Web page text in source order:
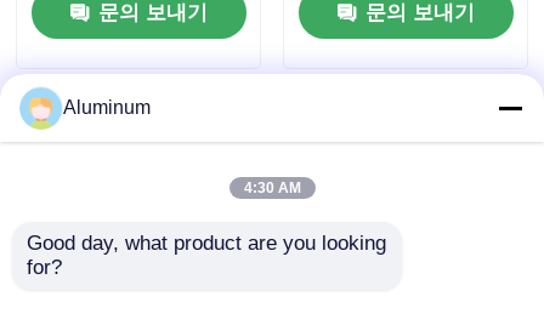
늄 쿼커 판문의 보내기 문의 보내기
Aluminum
4:30 AM
Good day, what product are you looking
for?